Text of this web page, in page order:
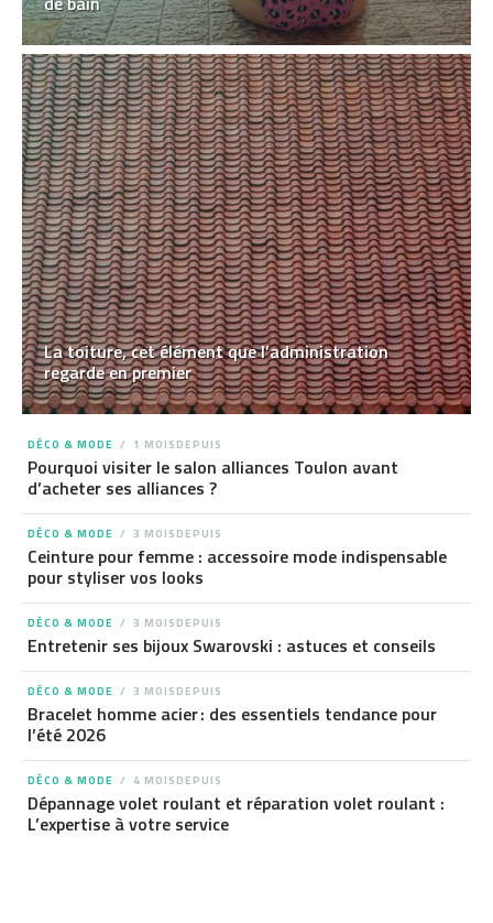
La toiture, cet élément que l’administration
regarde en premier
DÉCO & MODE 1 MOISDEPUIS
Pourquoi visiter le salon alliances Toulon avant
d’acheter ses alliances ?
DÉCO & MODE 3 MOISDEPUIS
Ceinture pour femme : accessoire mode indispensable
pour styliser vos looks
DÉCO & MODE 3 MOISDEPUIS
Entretenir ses bijoux Swarovski : astuces et conseils
DÉCO & MODE 3 MOISDEPUIS
Bracelet homme acier : des essentiels tendance pour
l’été 2026
DÉCO & MODE 4 MOISDEPUIS
Dépannage volet roulant et réparation volet roulant :
L’expertise à votre service